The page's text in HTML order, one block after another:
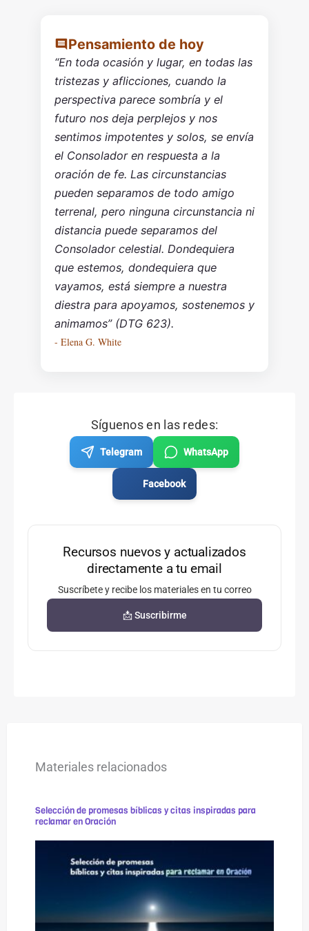
Pensamiento de hoy
“En toda ocasión y lugar, en todas las
tristezas y aflicciones, cuando la
perspectiva parece sombría y el
futuro nos deja perplejos y nos
sentimos impotentes y solos, se envía
el Consolador en respuesta a la
oración de fe. Las circunstancias
pueden separamos de todo amigo
terrenal, pero ninguna circunstancia ni
distancia puede separamos del
Consolador celestial. Dondequiera
que estemos, dondequiera que
vayamos, está siempre a nuestra
diestra para apoyamos, sostenemos y
animamos” (DTG 623).
- Elena G. White
Síguenos en las redes:
Telegram WhatsApp
Facebook
Recursos nuevos y actualizados
directamente a tu email
Suscríbete y recibe los materiales en tu correo
📩 Suscribirme
Materiales relacionados
Selección de promesas bíblicas y citas inspiradas para
reclamar en Oración